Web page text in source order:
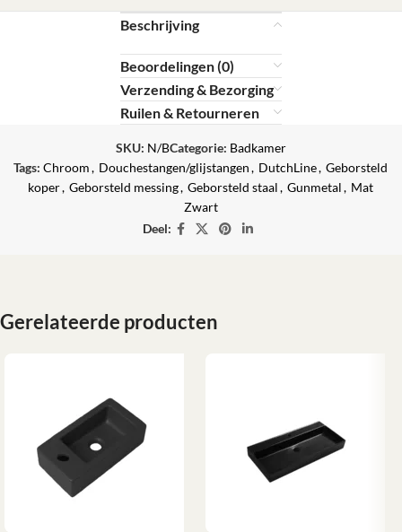
Beschrijving
Beoordelingen (0)
Verzending & Bezorging
Ruilen & Retourneren
SKU: N/BCategorie: Badkamer
Tags: Chroom , Douchestangen/glijstangen , DutchLine, Geborsteld
koper, Geborsteld messing, Geborsteld staal , Gunmetal , Mat
Zwart
Deel:
Gerelateerde producten